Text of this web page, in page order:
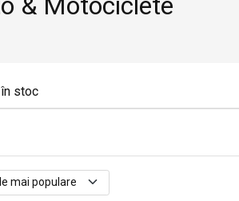
în stoc